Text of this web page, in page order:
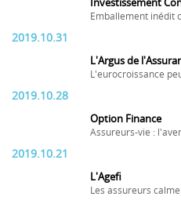
Investissement
Emballement inédit
2019.10.31
L'Argus de
L'eurocroissance
2019.10.28
Option Finance
Assureurs-vie :
2019.10.21
L'Agefi
Les assureurs